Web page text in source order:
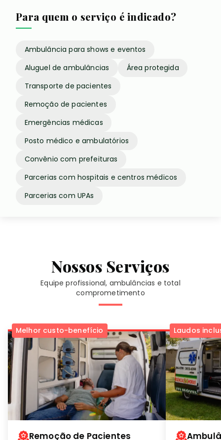
Para quem o serviço é indicado?
Ambulância para shows e eventos
Aluguel de ambulâncias
Área protegida
Transporte de pacientes
Remoção de pacientes
Emergências médicas
Posto médico e ambulatórios
Convênio com prefeituras
Parcerias com hospitais e centros médicos
Parcerias com UPAs
Nossos Serviços
Equipe profissional, ambulâncias e total
comprometimento
Remoção de Pacientes
Melhor custo-benefício Laudos